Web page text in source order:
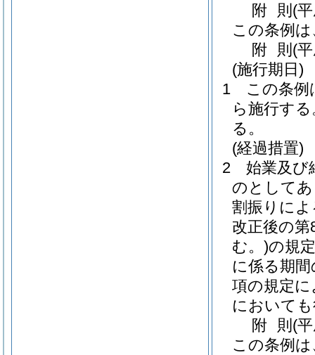
附 則 (
この条例
附 則 (
(施行期日)
1
この条例
ら施行する
る。
(経過措置)
2
始業及び
のとして
割振りに
改正後の第
む。)の規
に係る期
項の規定
において
附 則 (
この条例